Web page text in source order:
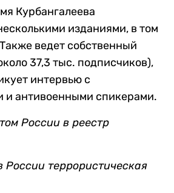
Курбангалеева
изданиями, в том
ведет собственный
37,3 тыс. подписчиков),
интервью с
и антивоенными спикерами.
России в реестр
террористическая